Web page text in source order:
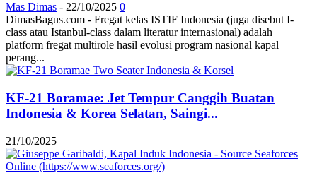
Mas Dimas - 22/10/2025 0
DimasBagus.com - Fregat kelas ISTIF Indonesia (juga disebut I-
class atau Istanbul-class dalam literatur internasional) adalah
platform fregat multirole hasil evolusi program nasional kapal
perang...
KF-21 Boramae: Jet Tempur Canggih Buatan
Indonesia & Korea Selatan, Saingi...
21/10/2025